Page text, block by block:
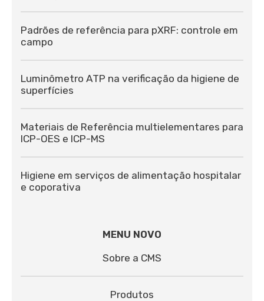
Padrões de referência para pXRF: controle em
campo
Luminômetro ATP na verificação da higiene de
superfícies
Materiais de Referência multielementares para
ICP-OES e ICP-MS
Higiene em serviços de alimentação hospitalar
e coporativa
MENU NOVO
Sobre a CMS
Produtos